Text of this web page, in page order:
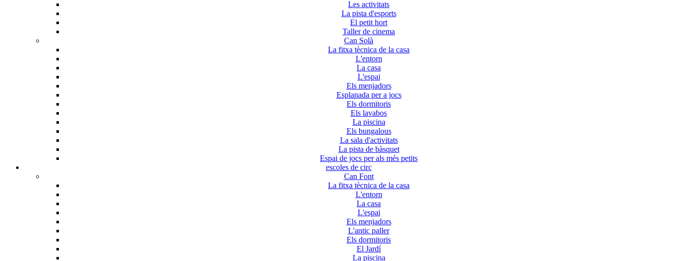
Les activitats
La pista d'esports
El petit hort
Taller de cinema
Can Solà
La fitxa tècnica de la casa
L'entorn
La casa
L'espai
Els menjadors
Esplanada per a jocs
Els dormitoris
Els lavabos
La piscina
Els bungalous
La sala d'activitats
La pista de bàsquet
Espai de jocs per als més petits
escoles de circ
Can Font
La fitxa tècnica de la casa
L'entorn
La casa
L'espai
Els menjadors
L'antic paller
Els dormitoris
El Jardí
La piscina